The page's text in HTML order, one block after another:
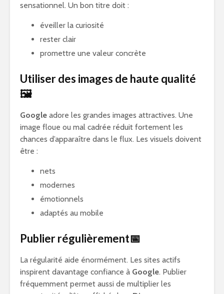
sensationnel. Un bon titre doit :
éveiller la curiosité
rester clair
promettre une valeur concrète
Utiliser des images de haute qualité
🖼️
Google adore les grandes images attractives. Une
image floue ou mal cadrée réduit fortement les
chances d’apparaître dans le flux. Les visuels doivent
être :
nets
modernes
émotionnels
adaptés au mobile
Publier régulièrement📅
La régularité aide énormément. Les sites actifs
inspirent davantage confiance à Google. Publier
fréquemment permet aussi de multiplier les